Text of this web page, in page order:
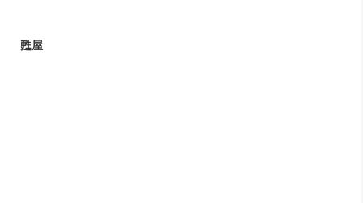
甦屋